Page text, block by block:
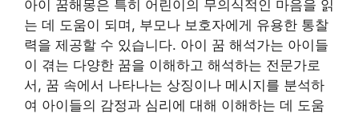
아이 꿈해몽은 특히 어린이의 무의식적인 마음을 읽
는 데 도움이 되며, 부모나 보호자에게 유용한 통찰
력을 제공할 수 있습니다. 아이 꿈 해석가는 아이들
이 겪는 다양한 꿈을 이해하고 해석하는 전문가로
서, 꿈 속에서 나타나는 상징이나 메시지를 분석하
여 아이들의 감정과 심리에 대해 이해하는 데 도움